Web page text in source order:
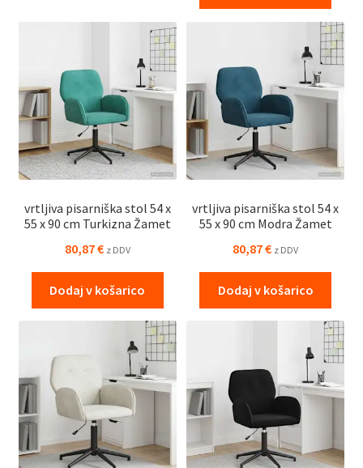
vrtljiva pisarniška stol 54 x
55 x 90 cm Turkizna Žamet
80,87€ z DDV
Dodaj v košarico
vrtljiva pisarniška stol 54 x
55 x 90 cm Modra Žamet
80,87€ z DDV
Dodaj v košarico